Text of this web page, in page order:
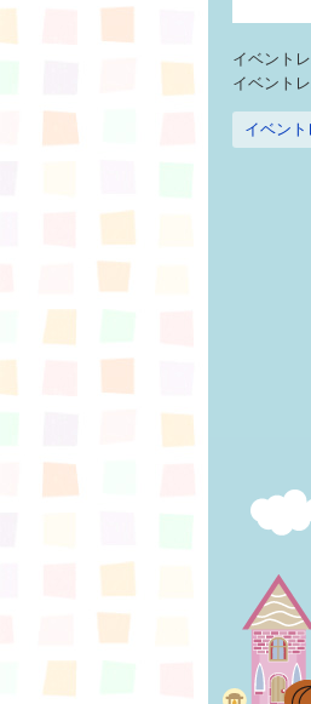
イベント
イベント
イベン